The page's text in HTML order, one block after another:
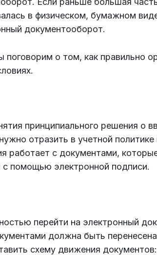
в физическом, бумажном
документооборот.
поговорим о том, как правильно
принципиального решения о
отразить в учетной
работает с документами,
с помощью электронной подписи.
перейти на электронный
должна быть
схему движения